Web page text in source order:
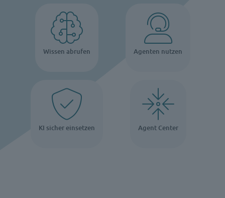
Wissen abrufen Agenten nutzen
KI sicher einsetzen Agent Center